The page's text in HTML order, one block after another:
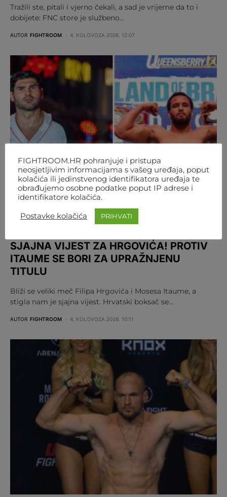
Tražili ste, pitali i vjerno čekali, a sad je vrijeme da to i
dobijete: FNC store je službeno…
AUTOR FIGHTROOM 4. KOLOVOZA 2026. 12:07
SJAJNA VIJEST ZA HRGOVIĆA! PROTIV
ITAUME SE BORI ZA UPRAŽNJENU
TITULU
Bliži se veliki meč Filipa Hrgovića i Mosesa Itaume, a
stigla nam je sjajna vijest. Hrvatski boksač se…
AUTOR FIGHTROOM 4. KOLOVOZA 2026. 10:11
FIGHTROOM.HR pohranjuje i pristupa
neosjetljivim informacijama s vašeg uređaja, poput
kolačića ili jedinstvenog identifikatora uređaja te
obrađujemo osobne podatke poput IP adrese i
identifikatore kolačića.
Postavke kolačića PRIHVATI